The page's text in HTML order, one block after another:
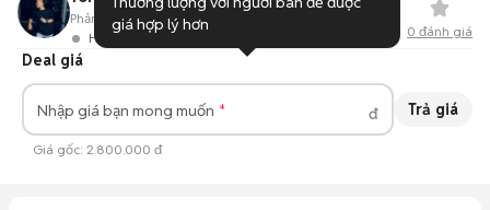
Hoạt động 1 tháng trước
Phản hồi: -- 8Đã bán
0 đánh giá
Deal giá
Nhập giá bạn mong muốn đ Trả giá
Giá gốc: 2.800.000 đ
giá hợp lý hơn